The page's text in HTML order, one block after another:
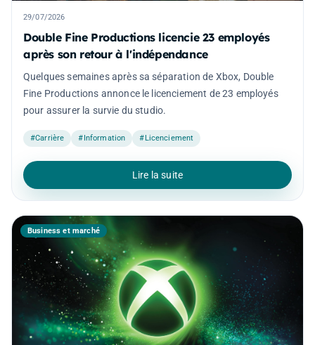
29/07/2026
Double Fine Productions licencie 23 employés
après son retour à l'indépendance
Quelques semaines après sa séparation de Xbox, Double
Fine Productions annonce le licenciement de 23 employés
pour assurer la survie du studio.
#Carrière #Information #Licenciement
Lire la suite
Business et marché